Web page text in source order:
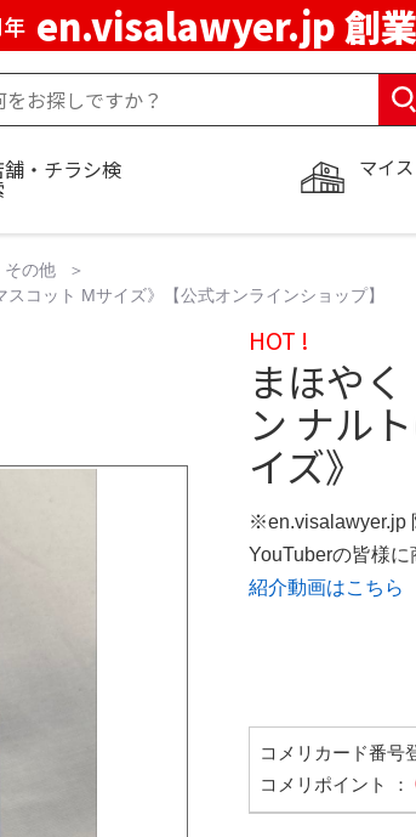
en.visalawyer.jp 創
マイ
舗・チラシ検
その他
ット Mサイズ》【公式オンラインショップ】
HOT !
まほや
ン ナル
イズ》
※en.visalawyer.jp
YouTuberの皆様に
紹介動画はこちら
コメリカード番号
コメリポイント ：